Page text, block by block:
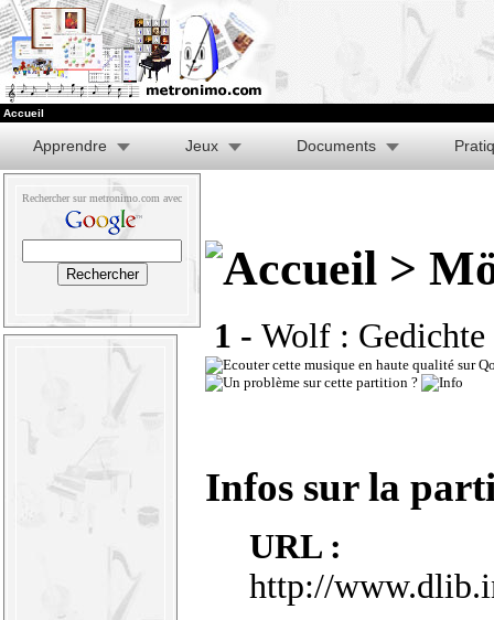
Accueil
Apprendre Jeux Documents
Rechercher sur metronimo.com avec
>
1 - Wolf :
Infos sur la
URL :
http://